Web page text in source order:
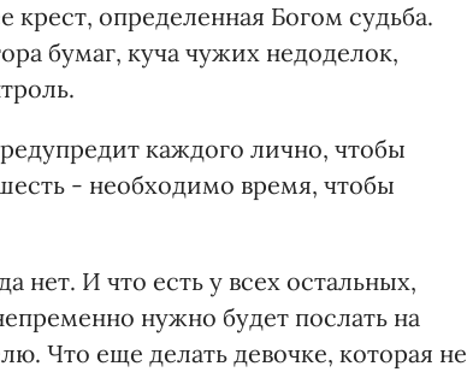
крест, определенная Богом судьба.
бумаг, куча чужих недоделок,
каждого лично, чтобы
- необходимо время, чтобы
нет. И что есть у всех остальных,
нужно будет послать на
Что еще делать девочке, которая не